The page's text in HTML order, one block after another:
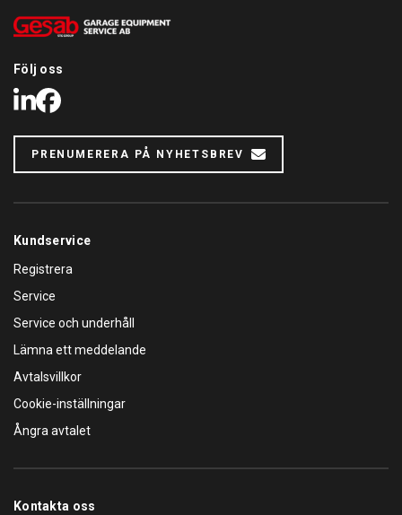
Följ oss
LinkedIn
Facebook
PRENUMERERA PÅ NYHETSBREV
Kundservice
Registrera
Service
Service och underhåll
Lämna ett meddelande
Avtalsvillkor
Cookie-inställningar
Ångra avtalet
Kontakta oss